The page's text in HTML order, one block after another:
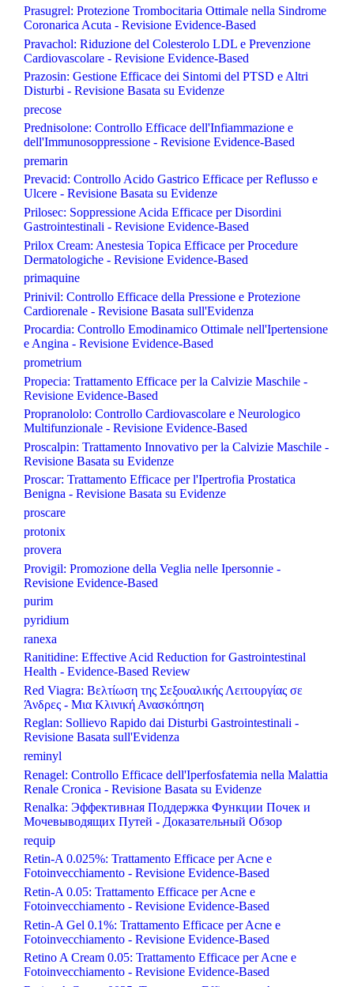
Prasugrel: Protezione Trombocitaria Ottimale nella Sindrome
Coronarica Acuta - Revisione Evidence-Based
Pravachol: Riduzione del Colesterolo LDL e Prevenzione
Cardiovascolare - Revisione Evidence-Based
Prazosin: Gestione Efficace dei Sintomi del PTSD e Altri
Disturbi - Revisione Basata su Evidenze
precose
Prednisolone: Controllo Efficace dell'Infiammazione e
dell'Immunosoppressione - Revisione Evidence-Based
premarin
Prevacid: Controllo Acido Gastrico Efficace per Reflusso e
Ulcere - Revisione Basata su Evidenze
Prilosec: Soppressione Acida Efficace per Disordini
Gastrointestinali - Revisione Evidence-Based
Prilox Cream: Anestesia Topica Efficace per Procedure
Dermatologiche - Revisione Evidence-Based
primaquine
Prinivil: Controllo Efficace della Pressione e Protezione
Cardiorenale - Revisione Basata sull'Evidenza
Procardia: Controllo Emodinamico Ottimale nell'Ipertensione
e Angina - Revisione Evidence-Based
prometrium
Propecia: Trattamento Efficace per la Calvizie Maschile -
Revisione Evidence-Based
Propranololo: Controllo Cardiovascolare e Neurologico
Multifunzionale - Revisione Evidence-Based
Proscalpin: Trattamento Innovativo per la Calvizie Maschile -
Revisione Basata su Evidenze
Proscar: Trattamento Efficace per l'Ipertrofia Prostatica
Benigna - Revisione Basata su Evidenze
proscare
protonix
provera
Provigil: Promozione della Veglia nelle Ipersonnie -
Revisione Evidence-Based
purim
pyridium
ranexa
Ranitidine: Effective Acid Reduction for Gastrointestinal
Health - Evidence-Based Review
Red Viagra: Βελτίωση της Σεξουαλικής Λειτουργίας σε
Άνδρες - Μια Κλινική Ανασκόπηση
Reglan: Sollievo Rapido dai Disturbi Gastrointestinali -
Revisione Basata sull'Evidenza
reminyl
Renagel: Controllo Efficace dell'Iperfosfatemia nella Malattia
Renale Cronica - Revisione Basata su Evidenze
Renalka: Эффективная Поддержка Функции Почек и
Мочевыводящих Путей - Доказательный Обзор
requip
Retin-A 0.025%: Trattamento Efficace per Acne e
Fotoinvecchiamento - Revisione Evidence-Based
Retin-A 0.05: Trattamento Efficace per Acne e
Fotoinvecchiamento - Revisione Evidence-Based
Retin-A Gel 0.1%: Trattamento Efficace per Acne e
Fotoinvecchiamento - Revisione Evidence-Based
Retino A Cream 0.05: Trattamento Efficace per Acne e
Fotoinvecchiamento - Revisione Evidence-Based